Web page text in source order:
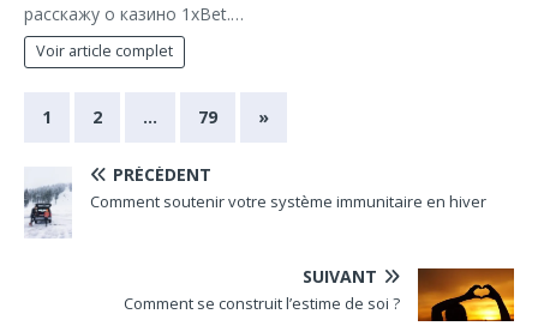
расскажу о казино 1xBet.…
Voir article complet
1 2 … 79 »
PRÉCÉDENT
Comment soutenir votre système immunitaire en hiver
SUIVANT
Comment se construit l’estime de soi ?